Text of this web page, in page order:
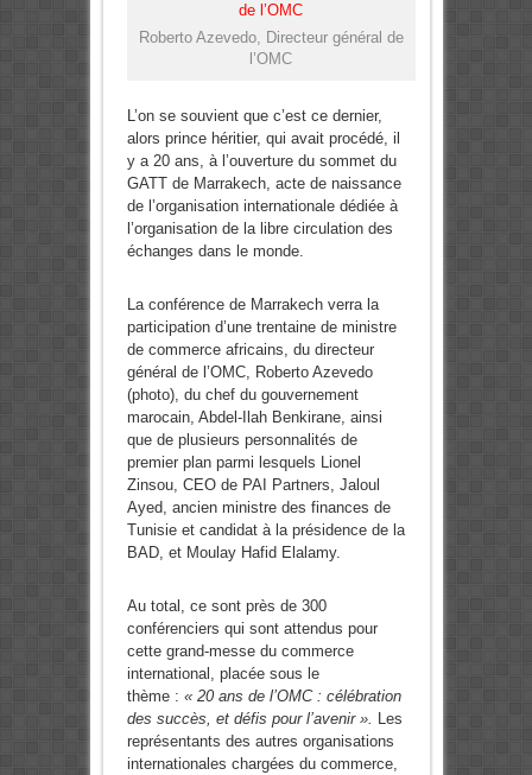
Roberto Azevedo, Directeur général de
l’OMC
L’on se souvient que c’est ce dernier,
alors prince héritier, qui avait procédé, il
y a 20 ans, à l’ouverture du sommet du
GATT de Marrakech, acte de naissance
de l’organisation internationale dédiée à
l’organisation de la libre circulation des
échanges dans le monde.
La conférence de Marrakech verra la
participation d’une trentaine de ministre
de commerce africains, du directeur
général de l’OMC, Roberto Azevedo
(photo), du chef du gouvernement
marocain, Abdel-Ilah Benkirane, ainsi
que de plusieurs personnalités de
premier plan parmi lesquels Lionel
Zinsou, CEO de PAI Partners, Jaloul
Ayed, ancien ministre des finances de
Tunisie et candidat à la présidence de la
BAD, et Moulay Hafid Elalamy.
Au total, ce sont près de 300
conférenciers qui sont attendus pour
cette grand-messe du commerce
international, placée sous le
thème : « 20 ans de l’OMC : célébration
des succès, et défis pour l’avenir ». Les
représentants des autres organisations
internationales chargées du commerce,